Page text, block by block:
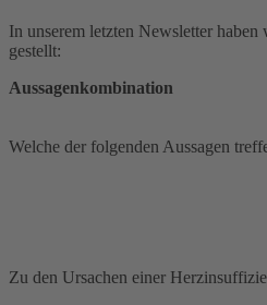
In unserem letzten Newsletter
gestellt:
Aussagenkombination
Welche der folgenden Aussagen
Zu den Ursachen einer